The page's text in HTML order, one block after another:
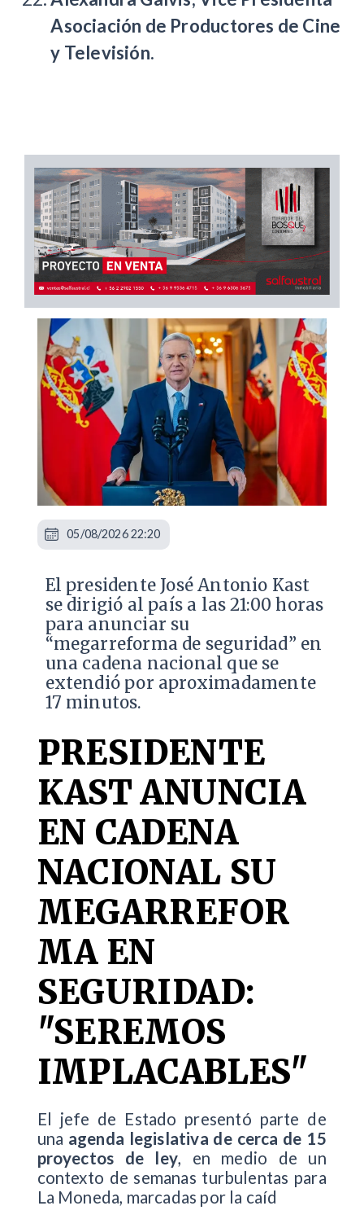
Asociación de Productores de Cine
y Televisión.
El presidente José Antonio Kast
se dirigió al país a las 21:00 horas
para anunciar su
“megarreforma de seguridad” en
una cadena nacional que se
extendió por aproximadamente
17 minutos.
PRESIDENTE
KAST ANUNCIA
EN CADENA
NACIONAL SU
MEGARREFOR
MA EN
SEGURIDAD:
"SEREMOS
IMPLACABLES"
El jefe de Estado presentó parte de
una agenda legislativa de cerca de 15
proyectos de ley, en medio de un
contexto de semanas turbulentas para
La Moneda, marcadas por la caíd
05/08/2026 22:20